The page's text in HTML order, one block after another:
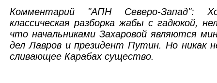
Комментарий "АПН Северо-Запад":
классическая разборка жабы с гадюкой,
что начальниками Захаровой являются
дел Лавров и президент Путин. Но никак
сливающее Карабах существо.